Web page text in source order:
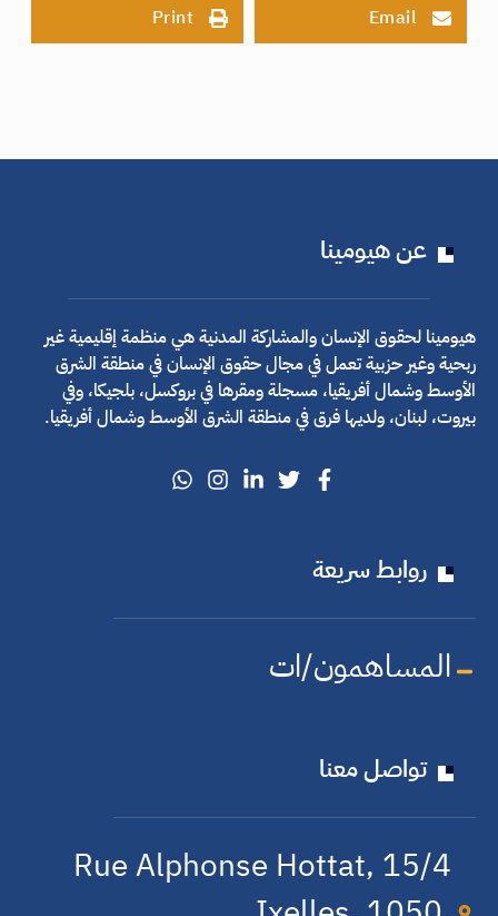
Email
Print
عن هيومينا
هيومينا لحقوق الإنسان والمشاركة المدنية هي منظمة إقليمية غير
ربحية وغير حزبية تعمل في مجال حقوق الإنسان في منطقة الشرق
الأوسط وشمال أفريقيا، مسجلة ومقرها في بروكسل، بلجيكا، وفي
بيروت، لبنان، ولديها فرق في منطقة الشرق الأوسط وشمال أفريقيا.
روابط سريعة
المساهمون/ات
تواصل معنا
15/4 Rue Alphonse Hottat,